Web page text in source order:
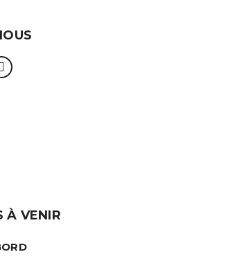
À VENIR